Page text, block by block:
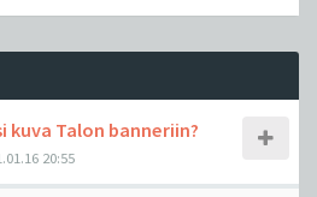
kuva Talon banneriin?
20:55